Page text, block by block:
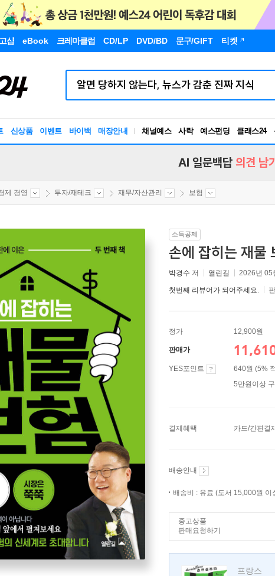
샵 eBook 크레마클럽 CD/LP DVD/BD 문구/GIFT 티켓
신상품 이벤트 바이백 매장안내 채널예스 사락 예스펀딩 클래스24
AI 일문백답 의견 남
제 경영 투자/재테크 재무/자산관리 보험
소득공제
손에 잡히는 재물
박경수 저 열린길 2026년 05
첫번째 리뷰어가 되어주세요.
정가 12,900원
판매가
YES포인트
640원 (5%
5만원이상
결제혜택 카드/간편결
배송안내
배송비 : 유료 (도서 15,000원 이
중고상품
판매요청하기
프랑스